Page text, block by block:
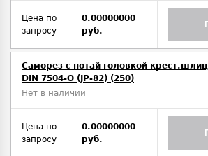
Цена по
запросу
0.00000000
руб.
Саморез с потай головкой
DIN 7504-O (JP-82) (250)
Нет в наличии
Цена по
запросу
0.00000000
руб.